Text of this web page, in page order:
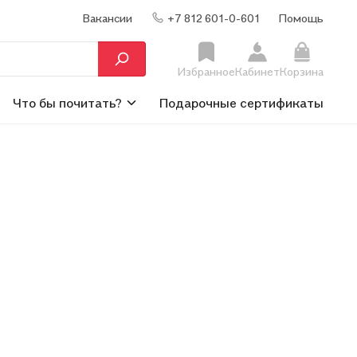
Вакансии +7 812 601-0-601 Помощь
ИзбранноеКабинетКорзина
Что бы почитать? Подарочные сертификаты